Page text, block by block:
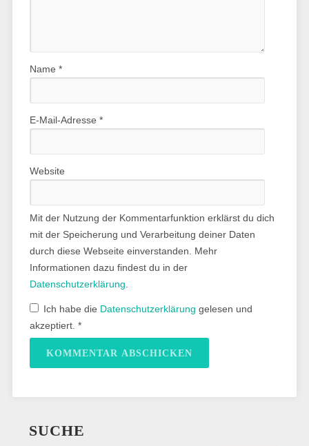
Name *
E-Mail-Adresse *
Website
Mit der Nutzung der Kommentarfunktion erklärst du dich
mit der Speicherung und Verarbeitung deiner Daten
durch diese Webseite einverstanden. Mehr
Informationen dazu findest du in der
Datenschutzerklärung
Ich habe die Datenschutzerklärung gelesen und
akzeptiert. *
SUCHE